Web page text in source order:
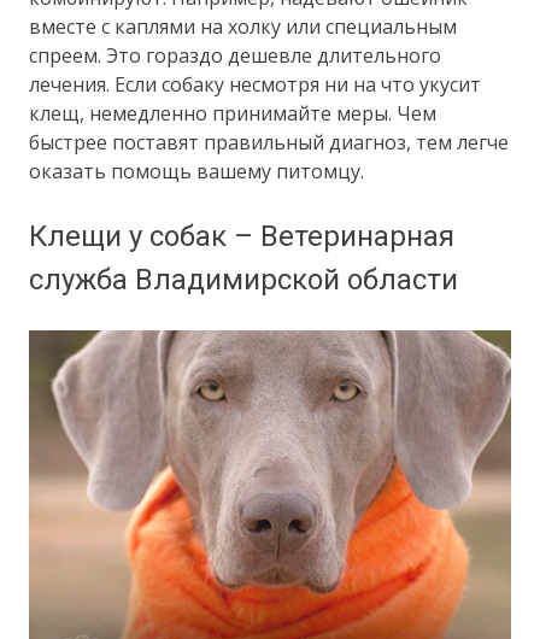
вместе с каплями на холку или специальным
спреем. Это гораздо дешевле длительного
лечения. Если собаку несмотря ни на что укусит
клещ, немедленно принимайте меры. Чем
быстрее поставят правильный диагноз, тем легче
оказать помощь вашему питомцу.
Клещи у собак – Ветеринарная
служба Владимирской области